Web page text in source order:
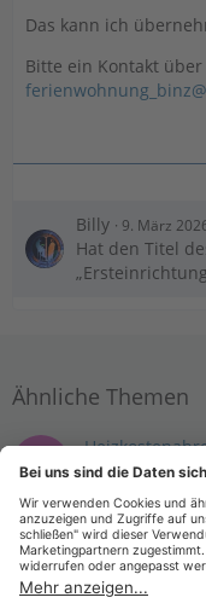
Das kann ich
Bitte ein Kontakt
Billy 9. März
Hat den Titel
Ähnliche Themen
Bwohnen
19.
Probleme
Matz33
18.
WISO Vermieter